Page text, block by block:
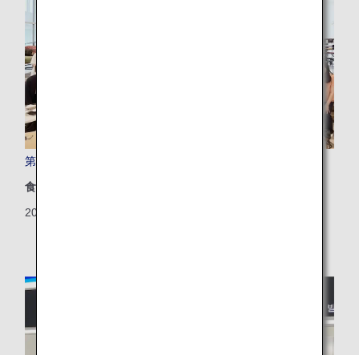
第3回 ANA Future Promise フォーラムを開催しました！
食品廃棄
2024/10/24